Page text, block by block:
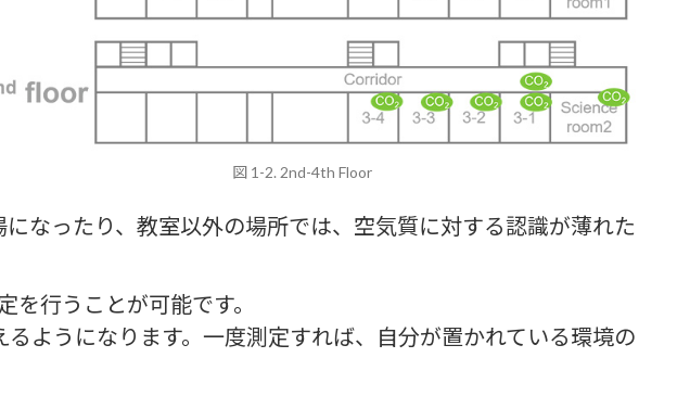
図 1-2. 2nd-4th Floor
なったり、教室以外の場所では、空気質に対する認識が薄れた
行うことが可能です。
ようになります。一度測定すれば、自分が置かれている環境の